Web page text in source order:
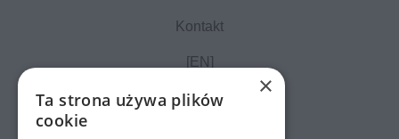
Kontakt
[EN]
×
Ta strona używa plików
cookie